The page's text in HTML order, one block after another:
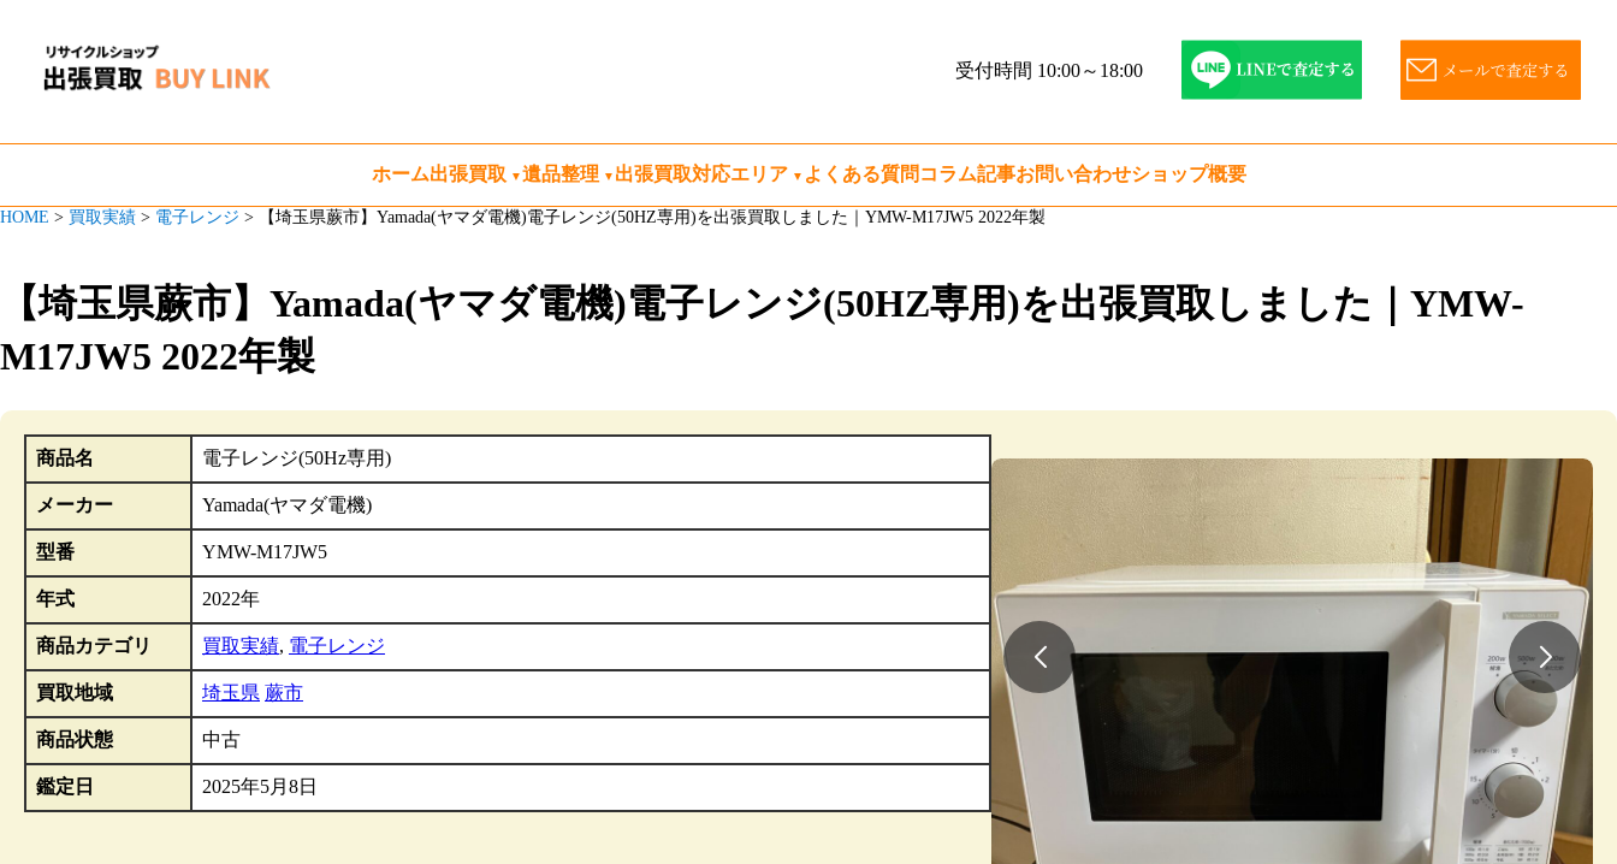
受付時間 10:00～18:00
ホーム出張買取 遺品整理 出張買取対応エリア よくある質問 コラム記事お問い合わせショップ概要
HOME > 買取実績 > 電子レンジ > 【埼玉県蕨市】Yamada(ヤマダ電機)電子レンジ(50HZ専用)を出張買取しました｜YMW-M17JW5 2022年製
【埼玉県蕨市】Yamada(ヤマダ電機)電子レンジ(50HZ専用)を出張買取しました｜YMW-
M17JW5 2022年製
商品名 電子レンジ(50Hz専用)
メーカー Yamada(ヤマダ電機)
型番 YMW-M17JW5
年式 2022年
商品カテゴリ 買取実績, 電子レンジ
買取地域 埼玉県 蕨市
商品状態 中古
鑑定日 2025年5月8日